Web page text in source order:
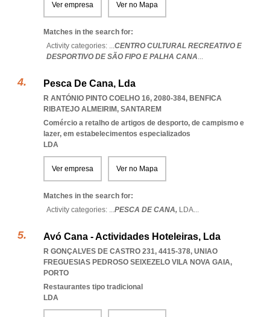
Ver empresa Ver no Mapa
Matches in the search for:
Activity categories: ...CENTRO CULTURAL RECREATIVO E
DESPORTIVO DE SÃO FIPO E PALHA CANA...
Pesca De Cana, Lda
R ANTÓNIO PINTO COELHO 16, 2080-384, BENFICA
RIBATEJO ALMEIRIM, SANTAREM
Comércio a retalho de artigos de desporto, de campismo e
lazer, em estabelecimentos especializados
LDA
Ver empresa Ver no Mapa
Matches in the search for:
Activity categories: ...PESCA DE CANA, LDA...
Avó Cana - Actividades Hoteleiras, Lda
R GONÇALVES DE CASTRO 231, 4415-378, UNIAO
FREGUESIAS PEDROSO SEIXEZELO VILA NOVA GAIA,
PORTO
Restaurantes tipo tradicional
LDA